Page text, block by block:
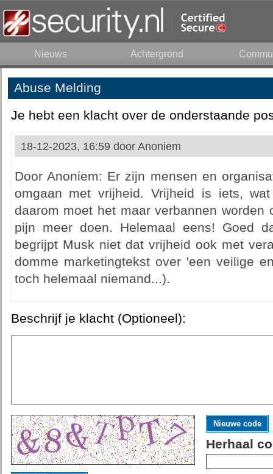
Nieuws Achtergrond
Abuse Melding
Je hebt een klacht over de onderstaande
18-12-2023, 16:59 door Anoniem
Door Anoniem: Er zijn mensen en
omgaan met vrijheid. Vrijheid is iets,
daarom moet het maar verbannen worden
pijn meer doen. Helemaal eens! Goed
begrijpt Musk niet dat vrijheid ook met
domme marketingtekst over 'een veilige
toch helemaal niemand...).
Beschrijf je klacht (Optioneel):
Nieuwe code
Herhaal